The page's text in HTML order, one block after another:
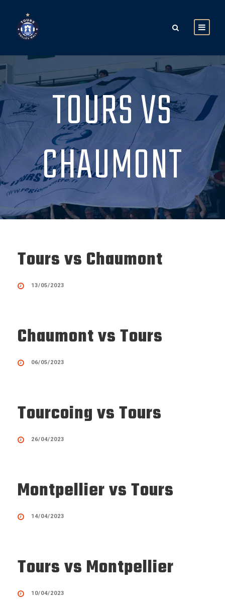
TOURS VS
CHAUMONT
Tours vs Chaumont
13/05/2023
Chaumont vs Tours
06/05/2023
Tourcoing vs Tours
26/04/2023
Montpellier vs Tours
14/04/2023
Tours vs Montpellier
10/04/2023